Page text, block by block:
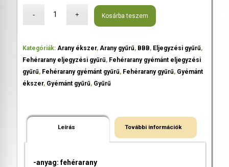
Kosárba teszem
Kategóriák: Arany ékszer, Arany gyűrű, BBB, Eljegyzési gyűrű,
Fehérarany eljegyzési gyűrű, Fehérarany gyémánt eljegyzési
gyűrű, Fehérarany gyémánt gyűrű, Fehérarany gyűrű, Gyémánt
ékszer, Gyémánt gyűrű, Gyűrű
Leírás További információk
-anyag: fehérarany